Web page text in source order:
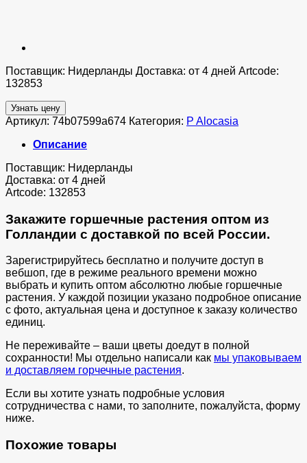
Поставщик: Нидерланды Доставка: от 4 дней Artcode:
132853
Узнать цену
Артикул: 74b07599a674 Категория: P Alocasia
Описание
Поставщик: Нидерланды
Доставка: от 4 дней
Artcode: 132853
Закажите горшечные растения оптом из
Голландии с доставкой по всей России.
Зарегистрируйтесь бесплатно и получите доступ в
вебшоп, где в режиме реального времени можно
выбрать и купить оптом абсолютно любые горшечные
растения. У каждой позиции указано подробное описание
с фото, актуальная цена и доступное к заказу количество
единиц.
Не переживайте – ваши цветы доедут в полной
сохранности! Мы отдельно написали как мы упаковываем
и доставляем горчечные растения.
Если вы хотите узнать подробные условия
сотрудничества с нами, то заполните, пожалуйста, форму
ниже.
Похожие товары